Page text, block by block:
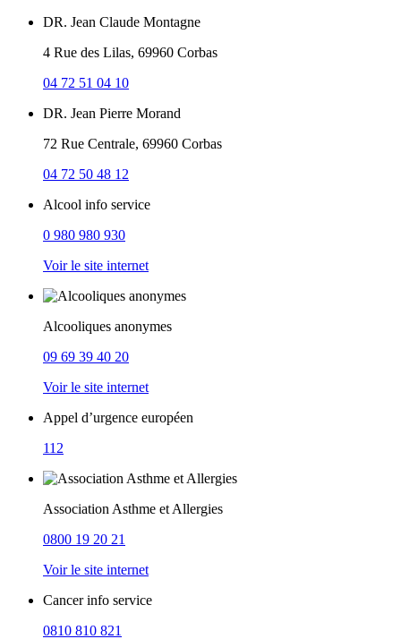
DR. Jean Claude Montagne
4 Rue des Lilas, 69960 Corbas
04 72 51 04 10
DR. Jean Pierre Morand
72 Rue Centrale, 69960 Corbas
04 72 50 48 12
Alcool info service
0 980 980 930
Voir le site internet
Alcooliques anonymes
09 69 39 40 20
Voir le site internet
Appel d’urgence européen
112
Association Asthme et Allergies
0800 19 20 21
Voir le site internet
Cancer info service
0810 810 821